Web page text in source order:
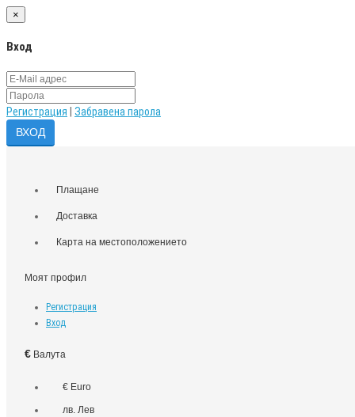
×
Вход
Регистрация Забравена парола
Плащане
Доставка
Карта на местоположението
Моят профил
Регистрация
Вход
€ Валута
€ Euro
лв. Лев